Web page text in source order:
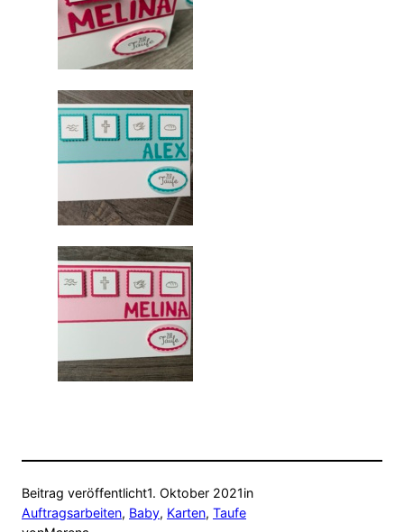
Beitrag veröffentlicht1. Oktober 2021in
Auftragsarbeiten, Baby, Karten, Taufe